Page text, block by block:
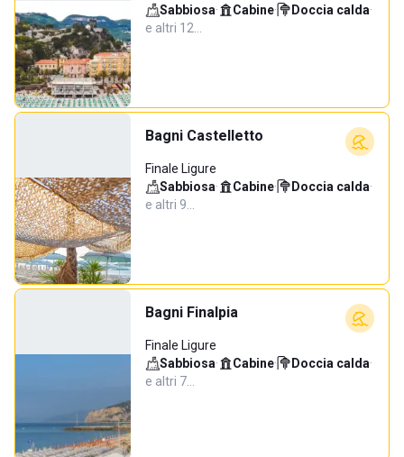
Sabbiosa· Cabine· Doccia calda·
e altri 12…
Bagni Castelletto
Finale Ligure
Sabbiosa· Cabine· Doccia calda·
e altri 9…
Bagni Finalpia
Finale Ligure
Sabbiosa· Cabine· Doccia calda·
e altri 7…